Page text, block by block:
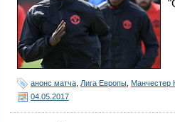
анонс матча Лига Европы Манчестер
04.05.2017